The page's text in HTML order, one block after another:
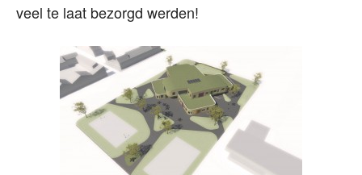
veel te laat bezorgd werden!